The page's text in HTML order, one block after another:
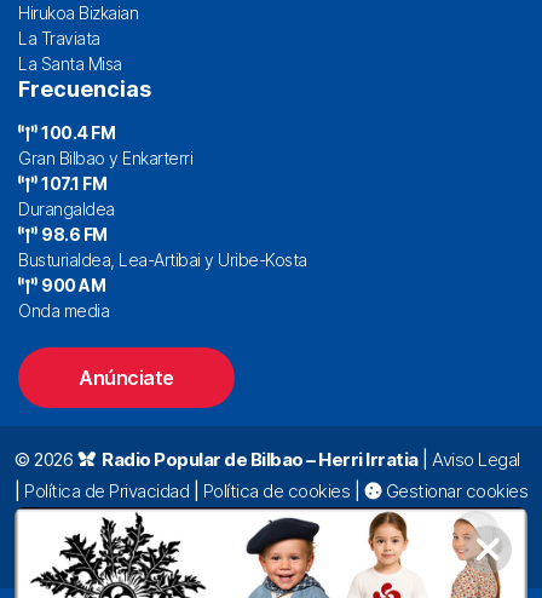
Hirukoa Bizkaian
La Traviata
La Santa Misa
Frecuencias
100.4 FM
Gran Bilbao y Enkarterri
107.1 FM
Durangaldea
98.6 FM
Busturialdea, Lea-Artibai y Uribe-Kosta
900 AM
Onda media
Anúnciate
© 2026 Radio Popular de Bilbao – Herri Irratia| Aviso Legal
Política de Privacidad Política de cookies
Gestionar cookies
Alda. Mazarredo, 47 – 7º 48009 Bilbao |
94 423 92 00|
oyentes@radiopopular.com